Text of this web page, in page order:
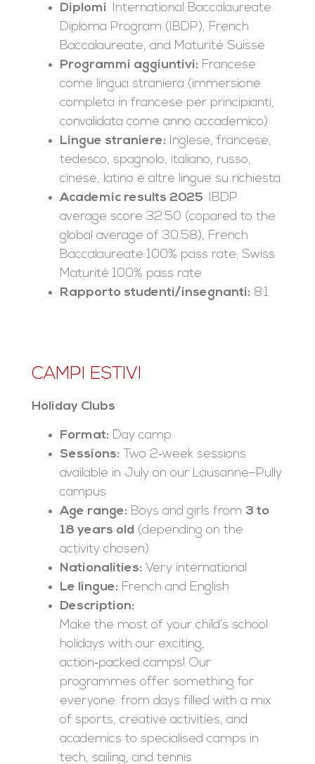
Diplomi: International Baccalaureate
Diploma Program (IBDP), French
Baccalaureate, and Maturité Suisse
Programmi aggiuntivi: Francese
come lingua straniera (immersione
completa in francese per principianti,
convalidata come anno accademico)
Lingue straniere: Inglese, francese,
tedesco, spagnolo, italiano, russo,
cinese, latino e altre lingue su richiesta.
Academic results 2025: IBDP
average score 32.50 (copared to the
global average of 30.58), French
Baccalaureate 100% pass rate; Swiss
Maturité 100% pass rate
Rapporto studenti/insegnanti: 8:1
CAMPI ESTIVI
Holiday Clubs
Format: Day camp
Sessions: Two 2‑week sessions
available in July on our Lausanne–Pully
campus
Age range: Boys and girls from 3 to
18 years old (depending on the
activity chosen)
Nationalities: Very international
Le lingue: French and English
Description:
Make the most of your child’s school
holidays with our exciting,
action‑packed camps! Our
programmes offer something for
everyone: from days filled with a mix
of sports, creative activities, and
academics to specialised camps in
tech, sailing, and tennis.